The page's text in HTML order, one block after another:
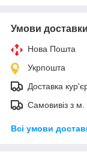
Умови доставки
Нова Пошта
Укрпошта
Доставка
Самовивіз з
Всі умови